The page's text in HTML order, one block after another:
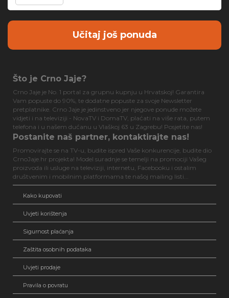
Učitaj još ponuda
Što je Crno Jaje?
Crno Jaje je No. 1 portal za grupnu kupnju u Hrvatskoj! Garantira
Vam popuste do 90%, te dodatne popuste za svoje Newsletter
pretplatnike. Crno Jaje je jedinstveno jer njegove ponude možete
vidjeti i na televiziji - NovaTV i DomaTV, plaćati na više rata, putem
telefona i u našem dućanu u Vlaškoj 63 u Zagrebu! Posjetite nas!
Postanite naš partner, kontaktirajte nas!
Promovirajte se na TV-u, budite ispred Vaše konkurencije, budite dio
CrnoJaje.hr projekta! Model suradnje se temelji na promociji Vašeg
proizvoda ili usluge na televiziji, internetu, Facebooku i ostalim
društvenim i mobilnim platformama te našoj mailing listi...
Kako kupovati
Uvjeti korištenja
Sigurnost plaćanja
Zaštita osobnih podataka
Uvjeti prodaje
Pravila o povratu